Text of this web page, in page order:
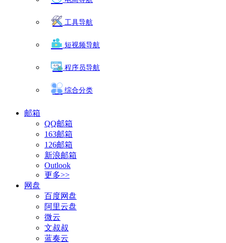
工具导航
短视频导航
程序员导航
综合分类
邮箱
QQ邮箱
163邮箱
126邮箱
新浪邮箱
Outlook
更多>>
网盘
百度网盘
阿里云盘
微云
文叔叔
蓝奏云